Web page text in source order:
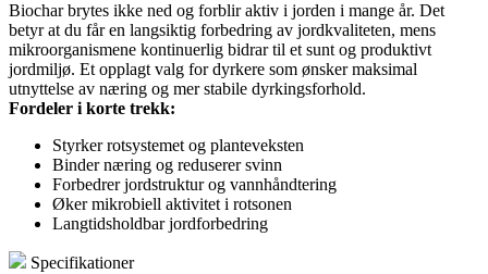
Biochar brytes ikke ned og forblir aktiv i jorden i mange år. Det
betyr at du får en langsiktig forbedring av jordkvaliteten, mens
mikroorganismene kontinuerlig bidrar til et sunt og produktivt
jordmiljø. Et opplagt valg for dyrkere som ønsker maksimal
utnyttelse av næring og mer stabile dyrkingsforhold.
Fordeler i korte trekk:
Styrker rotsystemet og planteveksten
Binder næring og reduserer svinn
Forbedrer jordstruktur og vannhåndtering
Øker mikrobiell aktivitet i rotsonen
Langtidsholdbar jordforbedring
Specifikationer